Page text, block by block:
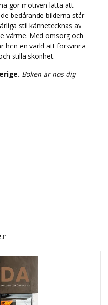
gör motiven lätta att
bedårande bilderna står
stil kännetecknas av
värme. Med omsorg och
hon en värld att försvinna
stilla skönhet.
Boken är hos dig